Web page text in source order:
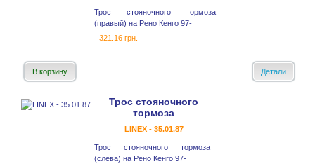
Трос стояночного тормоза
(правый) на Рено Кенго 97-
321.16 грн.
В корзину Детали
Трос стояночного
тормоза
LINEX - 35.01.87
Трос стояночного тормоза
(слева) на Рено Кенго 97-